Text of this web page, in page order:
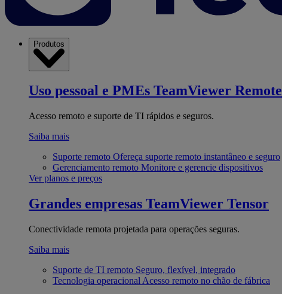
Produtos
Uso pessoal e PMEs TeamViewer Remote
Acesso remoto e suporte de TI rápidos e seguros.
Saiba mais
Suporte remoto Ofereça suporte remoto instantâneo e seguro
Gerenciamento remoto Monitore e gerencie dispositivos
Ver planos e preços
Grandes empresas TeamViewer Tensor
Conectividade remota projetada para operações seguras.
Saiba mais
Suporte de TI remoto Seguro, flexível, integrado
Tecnologia operacional Acesso remoto no chão de fábrica